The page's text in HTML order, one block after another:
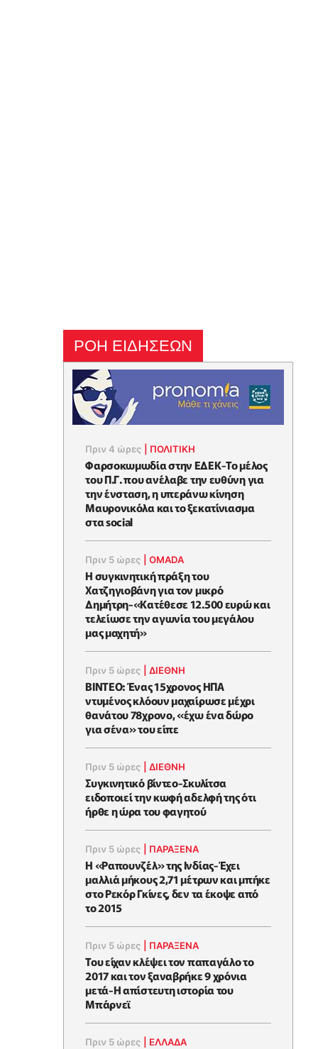
ΡΟΗ ΕΙΔΗΣΕΩΝ
Πριν 4 ώρες ΠΟΛΙΤΙΚΗ
Φαρσοκωμωδία στην ΕΔΕΚ-Το μέλος
του Π.Γ. που ανέλαβε την ευθύνη για
την ένσταση, η υπεράνω κίνηση
Μαυρονικόλα και το ξεκατίνιασμα
στα social
Πριν 5 ώρες |OMADA
Η συγκινητική πράξη του
Χατζηγιοβάνη για τον μικρό
Δημήτρη-«Κατέθεσε 12.500 ευρώ και
τελείωσε την αγωνία του μεγάλου
μας μαχητή»
Πριν 5 ώρες |ΔΙΕΘΝΗ
ΒΙΝΤΕΟ: Ένας 15χρονος ΗΠΑ
ντυμένος κλόουν μαχαίρωσε μέχρι
θανάτου 78χρονο, «έχω ένα δώρο
για σένα» του είπε
Πριν 5 ώρες |ΔΙΕΘΝΗ
Συγκινητικό βίντεο-Σκυλίτσα
ειδοποιεί την κωφή αδελφή της ότι
ήρθε η ώρα του φαγητού
Πριν 5 ώρες ΠΑΡΑΞΕΝΑ
Η «Ραπουνζέλ» της Ινδίας-Έχει
μαλλιά μήκους 2,71 μέτρων και μπήκε
στο Ρεκόρ Γκίνες, δεν τα έκοψε από
το 2015
Πριν 5 ώρες ΠΑΡΑΞΕΝΑ
Του είχαν κλέψει τον παπαγάλο το
2017 και τον ξαναβρήκε 9 χρόνια
μετά-Η απίστευτη ιστορία του
Μπάρνεϊ
Πριν 5 ώρες ΕΛΛΑΔΑ